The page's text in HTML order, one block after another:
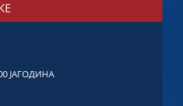
ЈАГОДИНА